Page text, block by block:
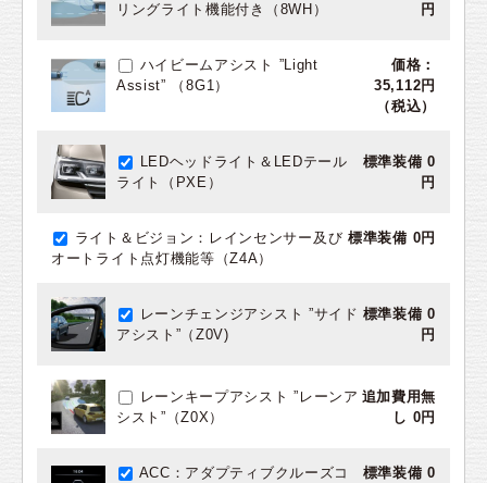
リングライト機能付き（8WH）
円
ハイビームアシスト ”Light
Assist” （8G1）
価格：
35,112円
（税込）
LEDヘッドライト＆LEDテール
ライト（PXE）
標準装備 0
円
ライト＆ビジョン：レインセンサー及び
オートライト点灯機能等（Z4A）
標準装備 0円
レーンチェンジアシスト ”サイド
アシスト”（Z0V)
標準装備 0
円
レーンキープアシスト ”レーンア
シスト”（Z0X）
追加費用無
し 0円
ACC：アダプティブクルーズコ 標準装備 0